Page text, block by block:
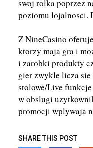
swoj rolka poprzez
poziomu lojalnosci.
Z NineCasino
ktorzy maja gra i
i zarobki produkty
gier zwykle licza
stolowe/Live
w obslugi
promocji wplywaja
SHARE THIS POST